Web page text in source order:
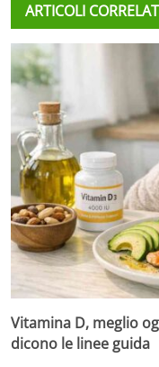
ARTICOLI
Vitamina D, meglio
dicono le linee guida